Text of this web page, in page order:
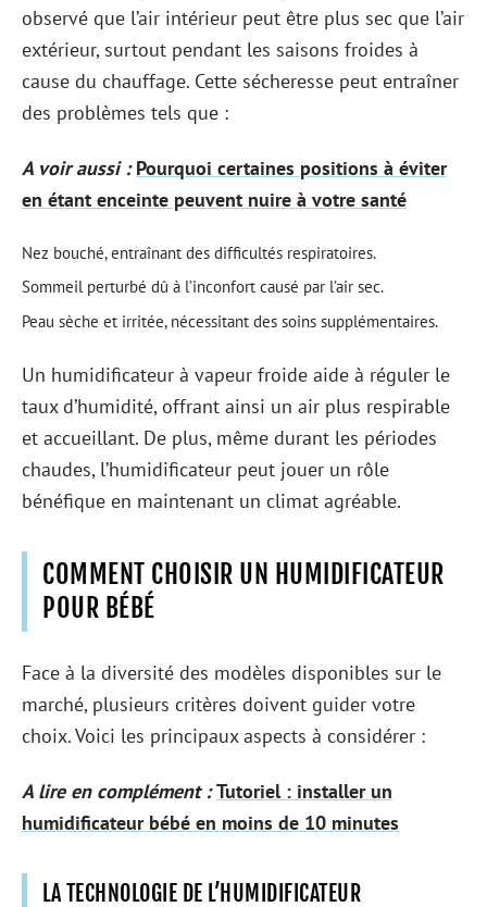
observé que l’air intérieur peut être plus sec que l’air
extérieur, surtout pendant les saisons froides à
cause du chauffage. Cette sécheresse peut entraîner
des problèmes tels que :
A voir aussi : Pourquoi certaines positions à éviter
en étant enceinte peuvent nuire à votre santé
Nez bouché, entraînant des difficultés respiratoires.
Sommeil perturbé dû à l’inconfort causé par l’air sec.
Peau sèche et irritée, nécessitant des soins supplémentaires.
Un humidificateur à vapeur froide aide à réguler le
taux d’humidité, offrant ainsi un air plus respirable
et accueillant. De plus, même durant les périodes
chaudes, l’humidificateur peut jouer un rôle
bénéfique en maintenant un climat agréable.
COMMENT CHOISIR UN HUMIDIFICATEUR
POUR BÉBÉ
Face à la diversité des modèles disponibles sur le
marché, plusieurs critères doivent guider votre
choix. Voici les principaux aspects à considérer :
A lire en complément : Tutoriel : installer un
humidificateur bébé en moins de 10 minutes
LA TECHNOLOGIE DE L’HUMIDIFICATEUR